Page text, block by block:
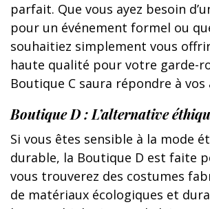
parfait. Que vous ayez besoin
pour un événement formel ou
souhaitiez simplement vous
haute qualité pour votre garde-
Boutique C saura répondre à
Boutique D : L’alternative
Si vous êtes sensible à la mode
durable, la Boutique D est faite
vous trouverez des costumes
de matériaux écologiques et